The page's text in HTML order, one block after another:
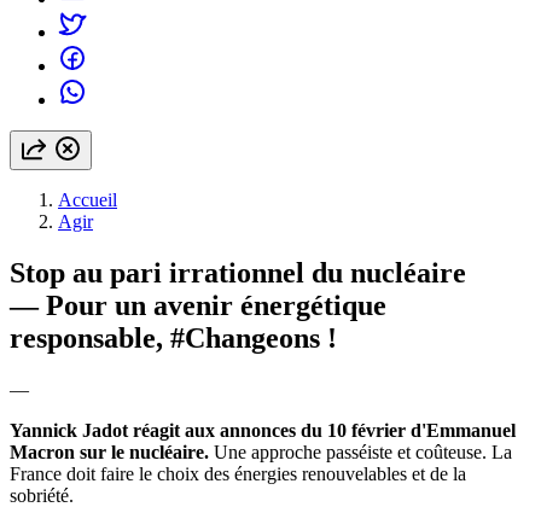
Accueil
Agir
Stop au pari irrationnel du nucléaire
— Pour un avenir énergétique
responsable, #Changeons !
—
Yannick Jadot réagit aux annonces du 10 février d'Emmanuel
Macron sur le nucléaire. Une approche passéiste et coûteuse. La
France doit faire le choix des énergies renouvelables et de la
sobriété.